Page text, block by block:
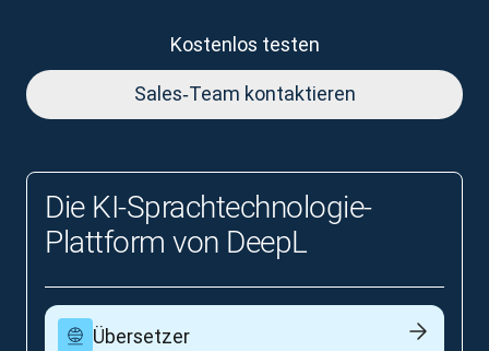
Kostenlos testen
Sales‑Team kontaktieren
Die KI‑Sprachtechnologie-
Plattform von DeepL
Übersetzer